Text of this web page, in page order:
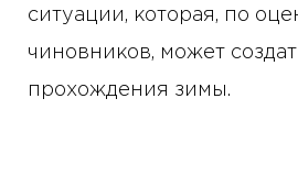
ситуации, которая, по
чиновников, может
прохождения зимы.